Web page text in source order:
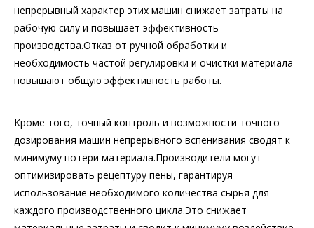
непрерывный характер этих машин снижает затраты на
рабочую силу и повышает эффективность
производства.Отказ от ручной обработки и
необходимость частой регулировки и очистки материала
повышают общую эффективность работы.
Кроме того, точный контроль и возможности точного
дозирования машин непрерывного вспенивания сводят к
минимуму потери материала.Производители могут
оптимизировать рецептуру пены, гарантируя
использование необходимого количества сырья для
каждого производственного цикла.Это снижает